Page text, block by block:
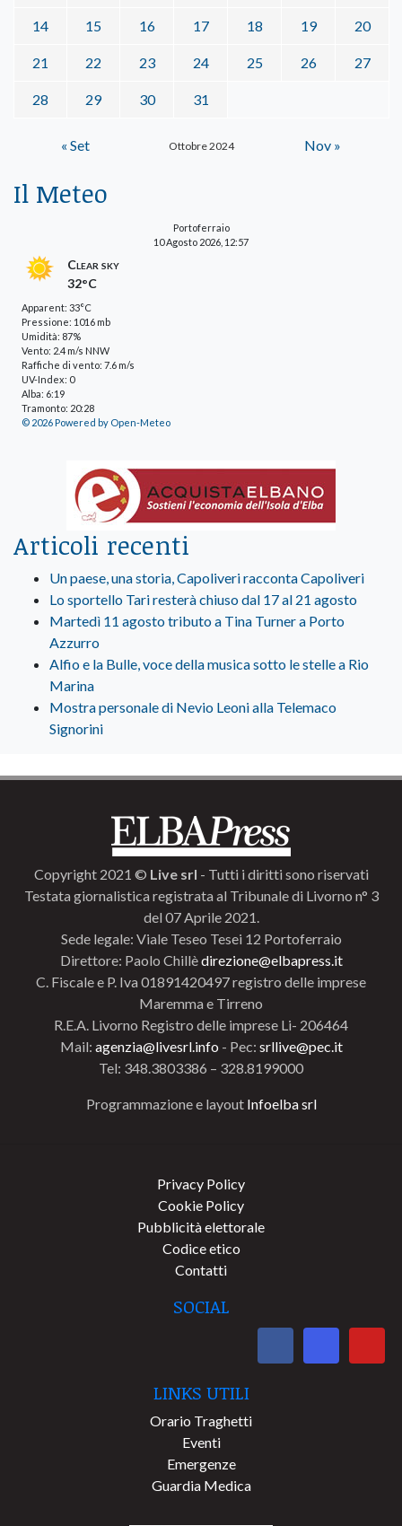
Ottobre 2024
14 15 16 17 18 19 20
21 22 23 24 25 26 27
28 29 30 31
« Set Nov »
Il Meteo
Portoferraio
10 Agosto 2026, 12:57
Clear sky
32°C
Apparent: 33°C
Pressione: 1016 mb
Umidità: 87%
Vento: 2.4 m/s NNW
Raffiche di vento: 7.6 m/s
UV-Index: 0
Alba: 6:19
Tramonto: 20:28
© 2026 Powered by Open-Meteo
Articoli recenti
Un paese, una storia, Capoliveri racconta Capoliveri
Lo sportello Tari resterà chiuso dal 17 al 21 agosto
Martedì 11 agosto tributo a Tina Turner a Porto
Azzurro
Alfio e la Bulle, voce della musica sotto le stelle a Rio
Marina
Mostra personale di Nevio Leoni alla Telemaco
Signorini
Copyright 2021 © Live srl - Tutti i diritti sono riservati
Testata giornalistica registrata al Tribunale di Livorno n° 3
del 07 Aprile 2021.
Sede legale: Viale Teseo Tesei 12 Portoferraio
Direttore: Paolo Chillèdirezione@elbapress.it
C. Fiscale e P. Iva 01891420497 registro delle imprese
Maremma e Tirreno
R.E.A. Livorno Registro delle imprese Li- 206464
Mail: agenzia@livesrl.info - Pec: srllive@pec.it
Tel: 348.3803386 – 328.8199000
Programmazione e layout Infoelba srl
Privacy Policy
Cookie Policy
Pubblicità elettorale
Codice etico
Contatti
SOCIAL
LINKS UTILI
Orario Traghetti
Eventi
Emergenze
Guardia Medica